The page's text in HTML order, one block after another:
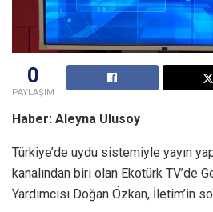
0
PAYLAŞIM
Haber: Aleyna Ulusoy
Türkiye’de uydu sistemiyle yayın
kanalından biri olan Ekotürk TV’de
Yardımcısı Doğan Özkan, İletim’in